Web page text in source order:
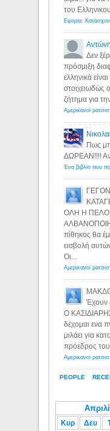
PEOPLE
του
Δεν
πρόσμιξη
ελληνικά
στοιχειωδώς
ζήτημα για
Πως
ΔΩΡΕΑΝ!!!! Αν
ΟΛΗ Η
πίθηκος θα
εισβολή
Οι...
Έχουν
Ο ΚΑΣΙΔΙΑΡΗΣ
δέχομαι ενα
μιλάει για
πρόεδρος
Κυρ Δευ